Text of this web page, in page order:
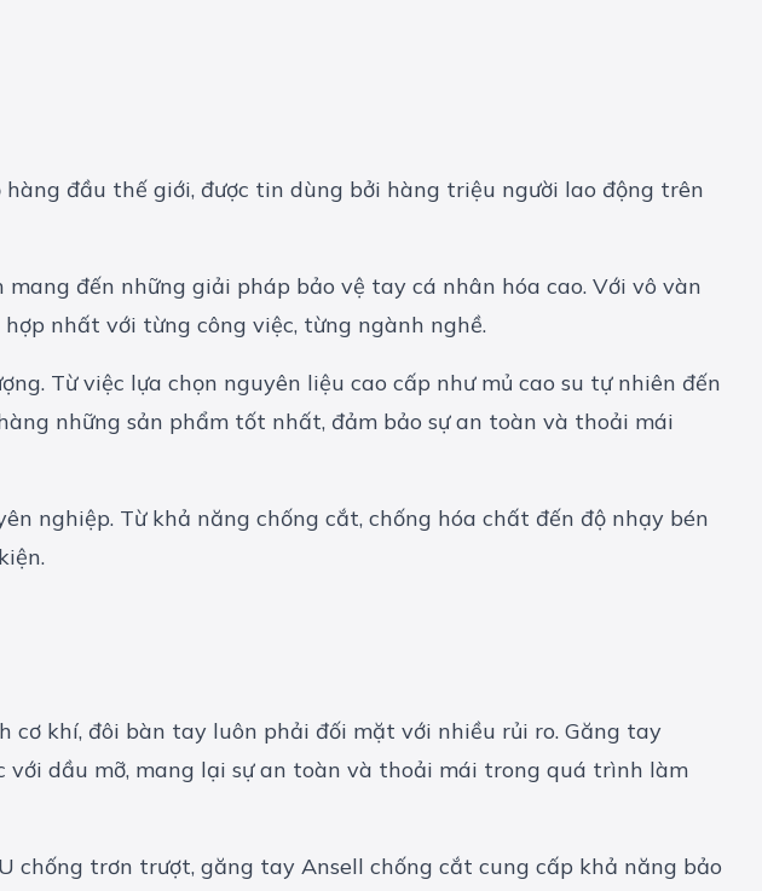
đầu thế giới, được tin dùng bởi hàng triệu người lao động trên
đến những giải pháp bảo vệ tay cá nhân hóa cao. Với vô vàn
nhất với từng công việc, từng ngành nghề.
Từ việc lựa chọn nguyên liệu cao cấp như mủ cao su tự nhiên đến
những sản phẩm tốt nhất, đảm bảo sự an toàn và thoải mái
nghiệp. Từ khả năng chống cắt, chống hóa chất đến độ nhạy bén
cơ khí, đôi bàn tay luôn phải đối mặt với nhiều rủi ro. Găng tay
dầu mỡ, mang lại sự an toàn và thoải mái trong quá trình làm
chống trơn trượt, găng tay Ansell chống cắt cung cấp khả năng bảo